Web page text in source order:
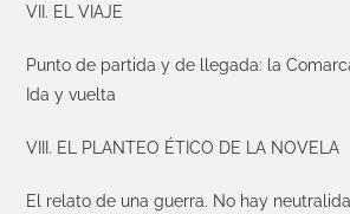
VII. EL VIAJE
Punto de partida y de llegada: la
Ida y vuelta
VIII. EL PLANTEO ÉTICO DE LA NOVELA
El relato de una guerra. No hay